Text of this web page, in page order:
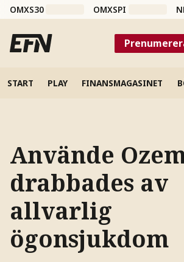
OMXS30 OMXSPI
START PLAY FINANSMAGASINET
Använde
drabbades av
allvarlig
ögonsjukdom